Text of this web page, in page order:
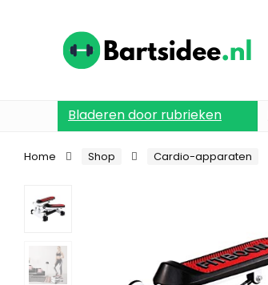
Bladeren door rubrieken
Home Shop Cardio-apparaten